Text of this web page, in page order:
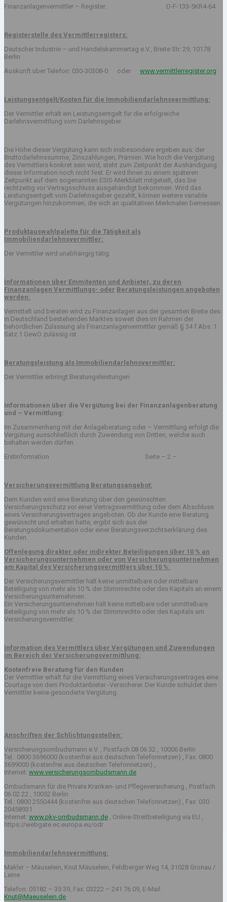
Finanzanlagenvermittler – Register: D-F-133-5KR4-64
Registerstelle des Vermittlerregisters:
Deutscher Industrie – und Handelskammertag e.V., Breite Str. 29, 10178
Berlin
Auskunft über Telefon: 030-30308-0 oder www.vermittlerregister.org
Leistungsentgelt/Kosten für die Immobiliendarlehnsvermittlung:
Der Vermittler erhält ein Leistungsentgelt für die erfolgreiche
Darlehnsvermittlung vom Darlehnsgeber.
Die Höhe dieser Vergütung kann sich insbesondere ergeben aus: der
Bruttodarlehnssumme, Zinszahlungen, Prämien. Wie hoch die Vergütung
des Vermittlers konkret sein wird, steht zum Zeitpunkt der Aushändigung
dieser Information noch nicht fest. Er wird Ihnen zu einem späteren
Zeitpunkt auf dem sogenannten ESIS-Merkblatt mitgeteilt, das Sie
rechtzeitig vor Vertragsschluss ausgehändigt bekommen. Wird das
Leistungsentgelt vom Darlehnsgeber gezahlt, können weitere variable
Vergütungen hinzukommen, die sich an qualitativen Merkmalen bemessen.
Produktauswahlpalette für die Tätigkeit als
Immobiliendarlehnsvermittler:
Der Vermittler wird unabhängig tätig.
Informationen über Emmitenten und Anbieter, zu deren
Finanzanlagen Vermittlungs- oder Beratungsleistungen angeboten
werden:
Vermittelt und beraten wird zu Finanzanlagen aus der gesamten Breite des
in Deutschland bestehenden Marktes soweit dies im Rahmen der
behördlichen Zulassung als Finanzanlagenvermittler gemäß § 34 f Abs. 1
Satz 1 GewO zulässig ist.
Beratungsleistung als Immobiliendarlehnsvermittler:
Der Vermittler erbringt Beratungsleistungen
Informationen über die Vergütung bei der Finanzanlagenberatung
und – Vermittlung:
Im Zusammenhang mit der Anlageberatung oder – Vermittlung erfolgt die
Vergütung ausschließlich durch Zuwendung von Dritten, welche auch
behalten werden dürfen.
Erstinformation Seite – 2 –
Versicherungsvermittlung Beratungsangebot:
Dem Kunden wird eine Beratung über den gewünschten
Versicherungsschutz vor einer Vertragsvermittlung oder dem Abschluss
eines Versicherungsvertrages angeboten. Ob der Kunde eine Beratung
gewünscht und erhalten hatte, ergibt sich aus der
Beratungsdokumentation oder einer Beratungsverzichtserklärung des
Kunden.
Offenlegung direkter oder indirekter Beteiligungen über 10 % an
Versicherungsunternehmen oder von Versicherungsunternehmen
am Kapital des Versicherungsvermittlers über 10 %:
Der Versicherungsvermittler hält keine unmittelbare oder mittelbare
Beteiligung von mehr als 10 % der Stimmrechte oder des Kapitals an einem
Versicherungsunternehmen.
Ein Versicherungsunternehmen hält keine mittelbare oder unmittelbare
Beteiligung von mehr als 10 % der Stimmrechte oder des Kapitals am
Versicherungsvermittler.
Information des Vermittlers über Vergütungen und Zuwendungen
im Bereich der Versicherungsvermittlung:
Kostenfreie Beratung für den Kunden
Der Vermittler erhält für die Vermittlung eines Versicherungsvertrages eine
Courtage von dem Produktanbieter -Versicherer. Der Kunde schuldet dem
Vermittler keine gesonderte Vergütung.
Anschriften der Schlichtungsstellen:
Versicherungsombudsmann e.V. , Postfach 08 06 32 , 10006 Berlin
Tel.: 0800 3696000 (kostenfrei aus deutschen Telefonnetzen) , Fax: 0800
3699000 (kostenfrei aus deutschen Telefonnetzen) ,
Internet: www.versicherungsombudsmann.de
Ombudsmann für die Private Kranken- und Pflegeversicherung , Postfach
06 02 22 , 10052 Berlin
Tel.: 0800 2550444 (kostenfrei aus deutschen Telefonnetzen) , Fax: 030
20458931
Internet: www.pkv-ombudsmann.de , Online-Streitbeteiligung via EU ,
https://webgate.ec.europa.eu/odr
Immobiliendarlehnsvermittlung:
Makler – Mäuselein, Knut Mäuselein, Feldberger Weg 14, 31028 Gronau /
Leine
Telefon: 05182 – 35 39, Fax: 03222 – 241 76 09, E-Mail:
Knut@Maeuselein.de